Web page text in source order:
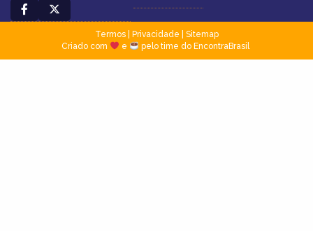
Termos| Privacidade
Sitemap
Criado com
e pelo time do EncontraBrasil